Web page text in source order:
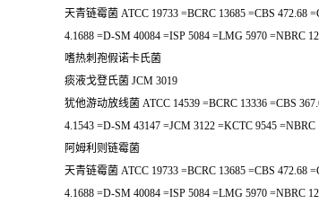
天青链霉菌 ATCC 19733 =BCRC 13685 =CBS 472.68
4.1688 =D-SM 40084 =ISP 5084 =LMG 5970 =NBRC
嗜热刺孢假诺卡氏菌
痰液戈登氏菌 JCM 3019
犹他游动放线菌 ATCC 14539 =BCRC 13336 =CBS
4.1543 =D-SM 43147 =JCM 3122 =KCTC 9545
阿姆利则链霉菌
天青链霉菌 ATCC 19733 =BCRC 13685 =CBS 472.68
4.1688 =D-SM 40084 =ISP 5084 =LMG 5970 =NBRC